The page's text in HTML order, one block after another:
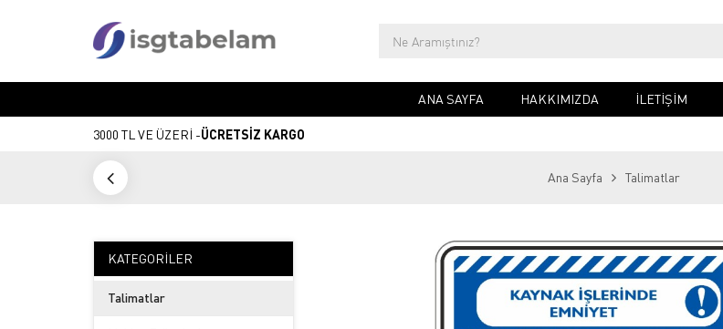
ANA SAYFA HAKKIMIZDA İLETIŞIM
3000 TL VE ÜZERİ -ÜCRETSİZ KARGO
Ana Sayfa Talimatlar
KATEGORILER
Talimatlar